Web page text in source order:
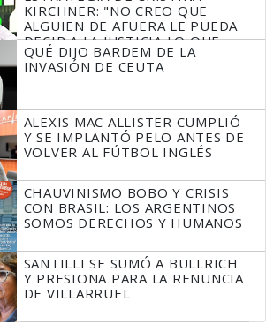
KIRCHNER: "NO CREO QUE
ALGUIEN DE AFUERA LE PUEDA
DECIR A LA JUSTICIA LO QUE
TIENE QUE HACER"
QUÉ DIJO BARDEM DE LA
INVASIÓN DE CEUTA
ALEXIS MAC ALLISTER CUMPLIÓ
Y SE IMPLANTÓ PELO ANTES DE
VOLVER AL FÚTBOL INGLÉS
CHAUVINISMO BOBO Y CRISIS
CON BRASIL: LOS ARGENTINOS
SOMOS DERECHOS Y HUMANOS
SANTILLI SE SUMÓ A BULLRICH
Y PRESIONA PARA LA RENUNCIA
DE VILLARRUEL